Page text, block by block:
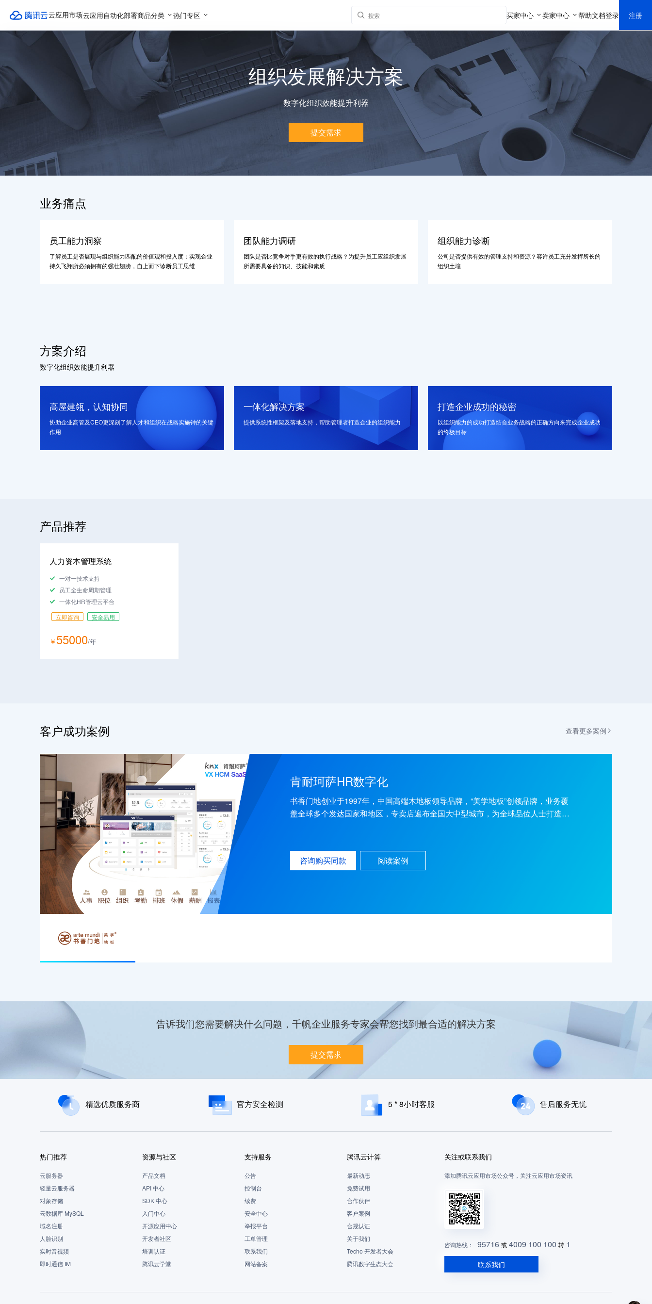
云应用市场云应用自动化部署商品分类 热门专区 买家中心 卖家中心 帮助文档登录 注册
组织发展解决方案
数字化组织效能提升利器
提交需求
业务痛点
员工能力洞察
了解员工是否展现与组织能力匹配的价值观和投入度：实现企业
持久飞翔所必须拥有的强壮翅膀，自上而下诊断员工思维
团队能力调研
团队是否比竞争对手更有效的执行战略？为提升员工应组织发展
所需要具备的知识、技能和素质
组织能力诊断
公司是否提供有效的管理支持和资源？容许员工充分发挥所长的
组织土壤
方案介绍
数字化组织效能提升利器
高屋建瓴，认知协同
协助企业高管及CEO更深刻了解人才和组织在战略实施钟的关键
作用
一体化解决方案
提供系统性框架及落地支持，帮助管理者打造企业的组织能力
打造企业成功的秘密
以组织能力的成功打造结合业务战略的正确方向来完成企业成功
的终极目标
产品推荐
人力资本管理系统
一对一技术支持
员工全生命周期管理
一体化HR管理云平台
立即咨询
安全易用
￥ 55000/年
客户成功案例 查看更多案例
肯耐珂萨HR数字化
书香门地创业于1997年，中国高端木地板领导品牌，“美学地板”创领品牌，业务覆
盖全球多个发达国家和地区，专卖店遍布全国大中型城市，为全球品位人士打造美
咨询购买同款 阅读案例
告诉我们您需要解决什么问题，千帆企业服务专家会帮您找到最合适的解决方案
提交需求
精选优质服务商 官方安全检测 5 * 8小时客服 售后服务无忧
热门推荐
云服务器
轻量云服务器
对象存储
云数据库 MySQL
域名注册
人脸识别
实时音视频
即时通信 IM
资源与社区
产品文档
API 中心
SDK 中心
入门中心
开源应用中心
开发者社区
培训认证
腾讯云学堂
支持服务
公告
控制台
续费
安全中心
举报平台
工单管理
联系我们
网站备案
腾讯云计算
最新动态
免费试用
合作伙伴
客户案例
合规认证
关于我们
Techo 开发者大会
腾讯数字生态大会
关注或联系我们
添加腾讯云应用市场公众号，关注云应用市场资讯
咨询热线： 95716 或 4009 100 100 转 1
联系我们